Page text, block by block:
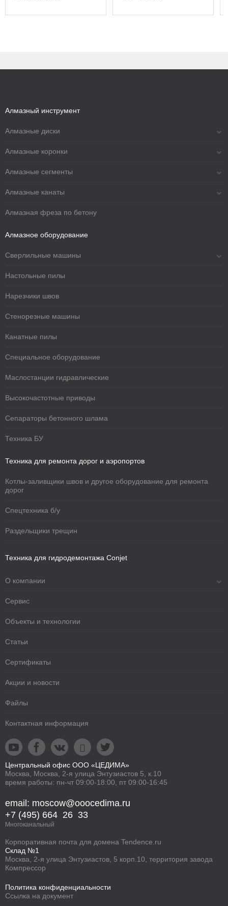
Алмазный инструмент
Алмазные диски
Алмазные коронки
Алмазные сегменты
Алмазные канаты
Алмазная фреза по бетону
Алмазное оборудование
Сверлильные машины
Настольные пилы
Нарезчики швов
Стенорезные машины
Канатные пилы
Специальное оборудование
Маслостанции гидравлические
Высокочастотные приводы
Сепараторы бетонного шлама
Техника БУ
Техника для ремонта дорог и аэропортов
Котлы-заливщики швов и другое оборудование для ремонта
дорог
Спецтехника б/у
Раздельщики трещин
Техника для гидродемонтажа Conjet
О компании
Сервис
Объекты и технологии
Статьи
Сертификаты
Акции и новости
Файлы
Контактная информация
    
Центральный офис ООО «ЦЕДИМА»
Москва, Москва, 2-я улица Энтузиастов 5, к.10
время работы: пн-чт 09:00-18:00, пт 09:00-16:45
email: moscow@ooocedima.ru
+7 (495) 664 26 33
Многоканальный
Корпоративная почта для домена Tendence.ru
Склад №1
Москва, 2-я улица Энтузиастов, 5 корп.10, территория завода
Компрессор
Политика конфиденциальности
Ссылка на документ